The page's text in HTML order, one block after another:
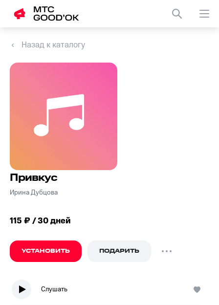
Назад к каталогу
Привкус
Ирина Дубцова
115 ₽ / 30 дней
УСТАНОВИТЬ ПОДАРИТЬ
Слушать